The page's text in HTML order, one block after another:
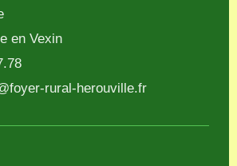
en Vexin
rural-herouville.fr